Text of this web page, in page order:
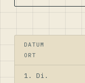
DATUM
ORT
1. Di.